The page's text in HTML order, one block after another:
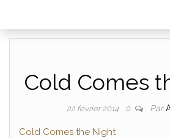
Cold Comes
22 février 2014 0 Par
Cold Comes the Night